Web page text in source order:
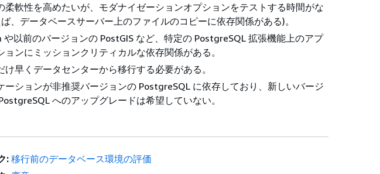
柔軟性を高めたいが、モダナイゼーションオプションをテストする時間がな
、データベースサーバー上のファイルのコピーに依存関係がある)。
や以前のバージョンの PostGIS など、特定の PostgreSQL 拡張機能上のアプ
ョンにミッションクリティカルな依存関係がある。
け早くデータセンターから移行する必要がある。
ーションが非推奨バージョンの PostgreSQL に依存しており、新しいバージ
へのアップグレードは希望していない。
: 移行前のデータベース環境の評価